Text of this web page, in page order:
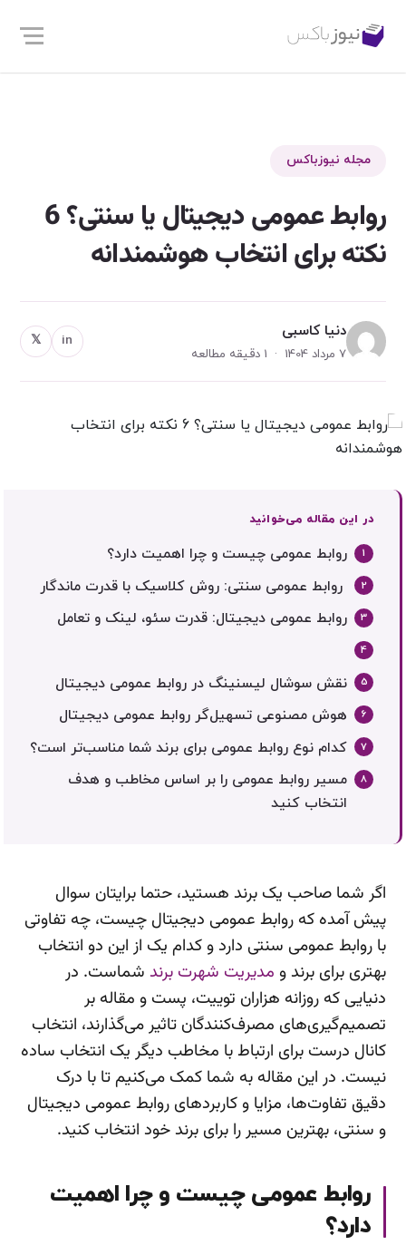
مجله نیوزباکس
روابط عمومی دیجیتال یا سنتی؟ 6
نکته برای انتخاب هوشمندانه
دنیا کاسبی
7 مرداد 1404 · 1 دقیقه مطالعه
in
𝕏
در این مقاله می‌خوانید
روابط عمومی چیست و چرا اهمیت دارد؟
روابط عمومی سنتی: روش کلاسیک با قدرت ماندگار
روابط عمومی دیجیتال: قدرت سئو، لینک و تعامل
نقش سوشال لیسنینگ در روابط عمومی دیجیتال
هوش مصنوعی تسهیل‌گر روابط عمومی دیجیتال
کدام نوع روابط عمومی برای برند شما مناسب‌تر است؟
مسیر روابط عمومی را بر اساس مخاطب و هدف
انتخاب کنید
اگر شما صاحب یک برند هستید، حتما برایتان سوال
پیش آمده که روابط عمومی دیجیتال چیست، چه تفاوتی
با روابط عمومی سنتی دارد و کدام یک از این دو انتخاب
بهتری برای برند و مدیریت شهرت برند شماست. در
دنیایی که روزانه هزاران توییت، پست و مقاله بر
تصمیم‌گیری‌های مصرف‌کنندگان تاثیر می‌گذارند، انتخاب
کانال درست برای ارتباط با مخاطب دیگر یک انتخاب ساده
نیست. در این مقاله به شما کمک می‌کنیم تا با درک
دقیق تفاوت‌ها، مزایا و کاربردهای روابط عمومی دیجیتال
و سنتی، بهترین مسیر را برای برند خود انتخاب کنید.
روابط عمومی چیست و چرا اهمیت
دارد؟